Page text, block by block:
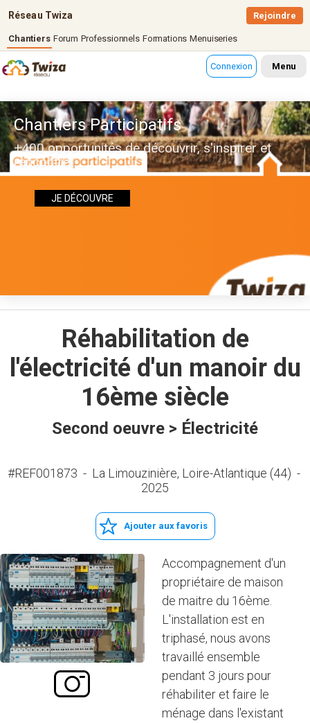
Réseau Twiza
Chantiers Forum Professionnels Formations Menuiseries
Rejoindre
Connexion Menu
Chantiers Participatifs
+400 opportunités de découvrir, s'inspirer et
rencontrer
JE DÉCOUVRE
Réhabilitation de
l'électricité d'un manoir du
16ème siècle
Second oeuvre > Électricité
#REF001873 - La Limouzinière, Loire-Atlantique (44) -
2025
Ajouter aux favoris
Accompagnement d'un
propriétaire de maison
de maitre du 16ème.
L'installation est en
triphasé, nous avons
travaillé ensemble
pendant 3 jours pour
réhabiliter et faire le
ménage dans l'existant